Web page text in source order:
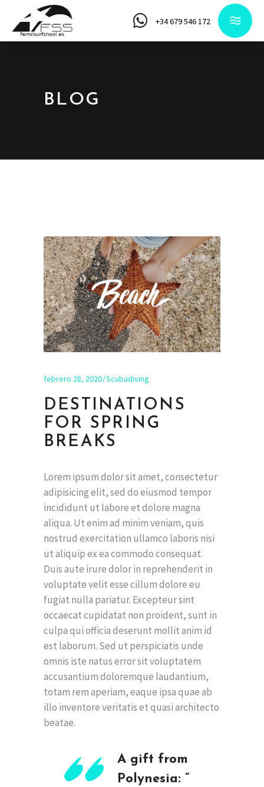
+34 679 546 172
BLOG
febrero 28, 2020 Scubadiving
DESTINATIONS
FOR SPRING
BREAKS
Lorem ipsum dolor sit amet, consectetur
adipisicing elit, sed do eiusmod tempor
incididunt ut labore et dolore magna
aliqua. Ut enim ad minim veniam, quis
nostrud exercitation ullamco laboris nisi
ut aliquip ex ea commodo consequat.
Duis aute irure dolor in reprehenderit in
voluptate velit esse cillum dolore eu
fugiat nulla pariatur. Excepteur sint
occaecat cupidatat non proident, sunt in
culpa qui officia deserunt mollit anim id
est laborum. Sed ut perspiciatis unde
omnis iste natus error sit voluptatem
accusantium doloremque laudantium,
totam rem aperiam, eaque ipsa quae ab
illo inventore veritatis et quasi architecto
beatae.
A gift from
Polynesia: ”